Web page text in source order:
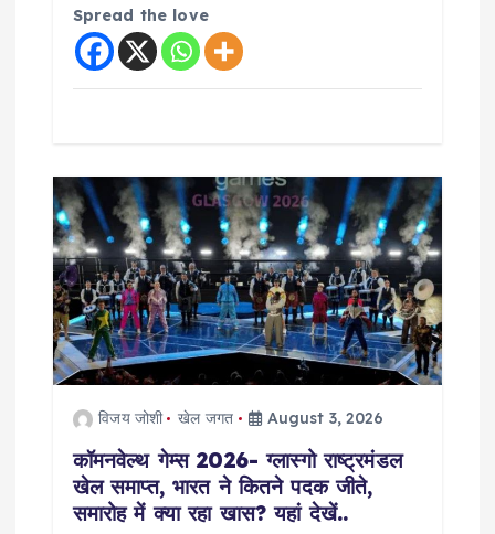
Spread the love
विजय जोशी खेल जगत August 3, 2026
कॉमनवेल्थ गेम्स 2026- ग्लास्गो राष्ट्रमंडल
खेल समाप्त, भारत ने कितने पदक जीते,
समारोह में क्या रहा खास? यहां देखें..